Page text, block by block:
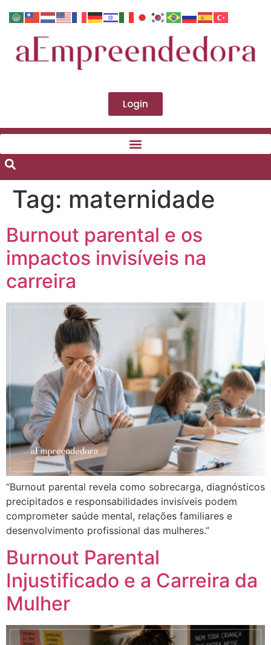
Login
Tag: maternidade
Burnout parental e os
impactos invisíveis na
carreira
“Burnout parental revela como sobrecarga, diagnósticos
precipitados e responsabilidades invisíveis podem
comprometer saúde mental, relações familiares e
desenvolvimento profissional das mulheres.”
Burnout Parental
Injustificado e a Carreira da
Mulher